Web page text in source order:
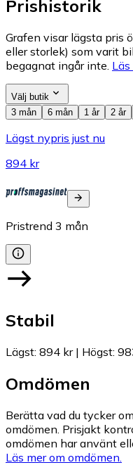
Prishistorik
Grafen visar lägsta pris
eller storlek) som varit
begagnat ingår inte.
Välj butik
3 mån
6 mån 1 år 2 år
Lägst nypris just nu
894 kr
Pristrend 3 mån
Stabil
Lägst: 894 kr| Högst:
Omdömen
Berätta vad du tycker
omdömen. Prisjakt
omdömen har använt
Läs mer om omdömen.